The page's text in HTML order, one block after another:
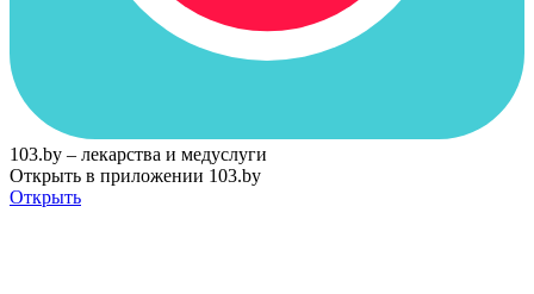
103.by – лекарства и медуслуги
Открыть в приложении 103.by
Открыть